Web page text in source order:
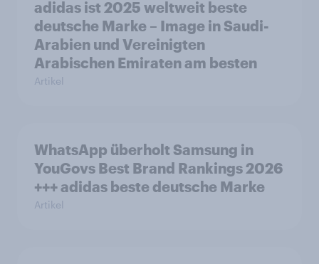
adidas ist 2025 weltweit beste
deutsche Marke – Image in Saudi-
Arabien und Vereinigten
Arabischen Emiraten am besten
Artikel
WhatsApp überholt Samsung in
YouGovs Best Brand Rankings 2026
+++ adidas beste deutsche Marke
Artikel